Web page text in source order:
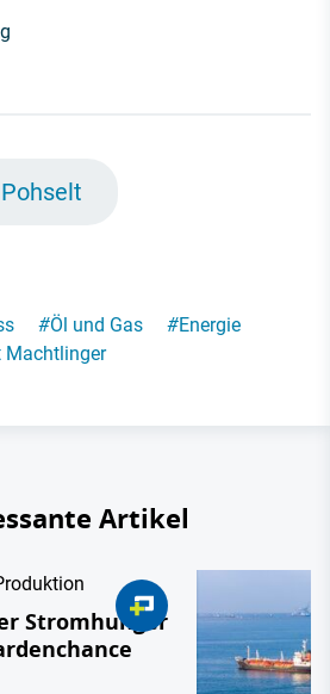
#Öl und Gas #Energie
Machtlinger
Artikel
Stromhunger